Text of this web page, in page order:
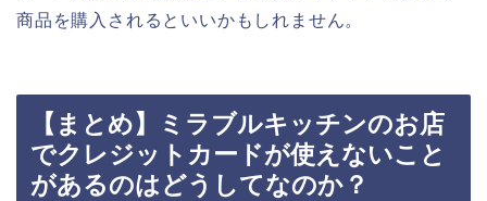
商品を購入されるといいかもしれません。
【まとめ】ミラブルキッチンのお店
でクレジットカードが使えないこと
があるのはどうしてなのか？